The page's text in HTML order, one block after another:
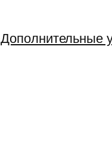
Дополнительные